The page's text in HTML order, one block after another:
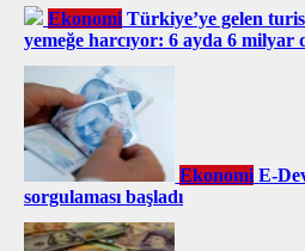
Ekonomi Türkiye’ye gelen
yemeğe harcıyor: 6 ayda 6 milyar
Ekonomi E-
sorgulaması başladı